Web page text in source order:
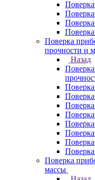
Поверка
прочности и
Назад
Поверка
Поверка
Поверка
Поверка
Поверка
массы